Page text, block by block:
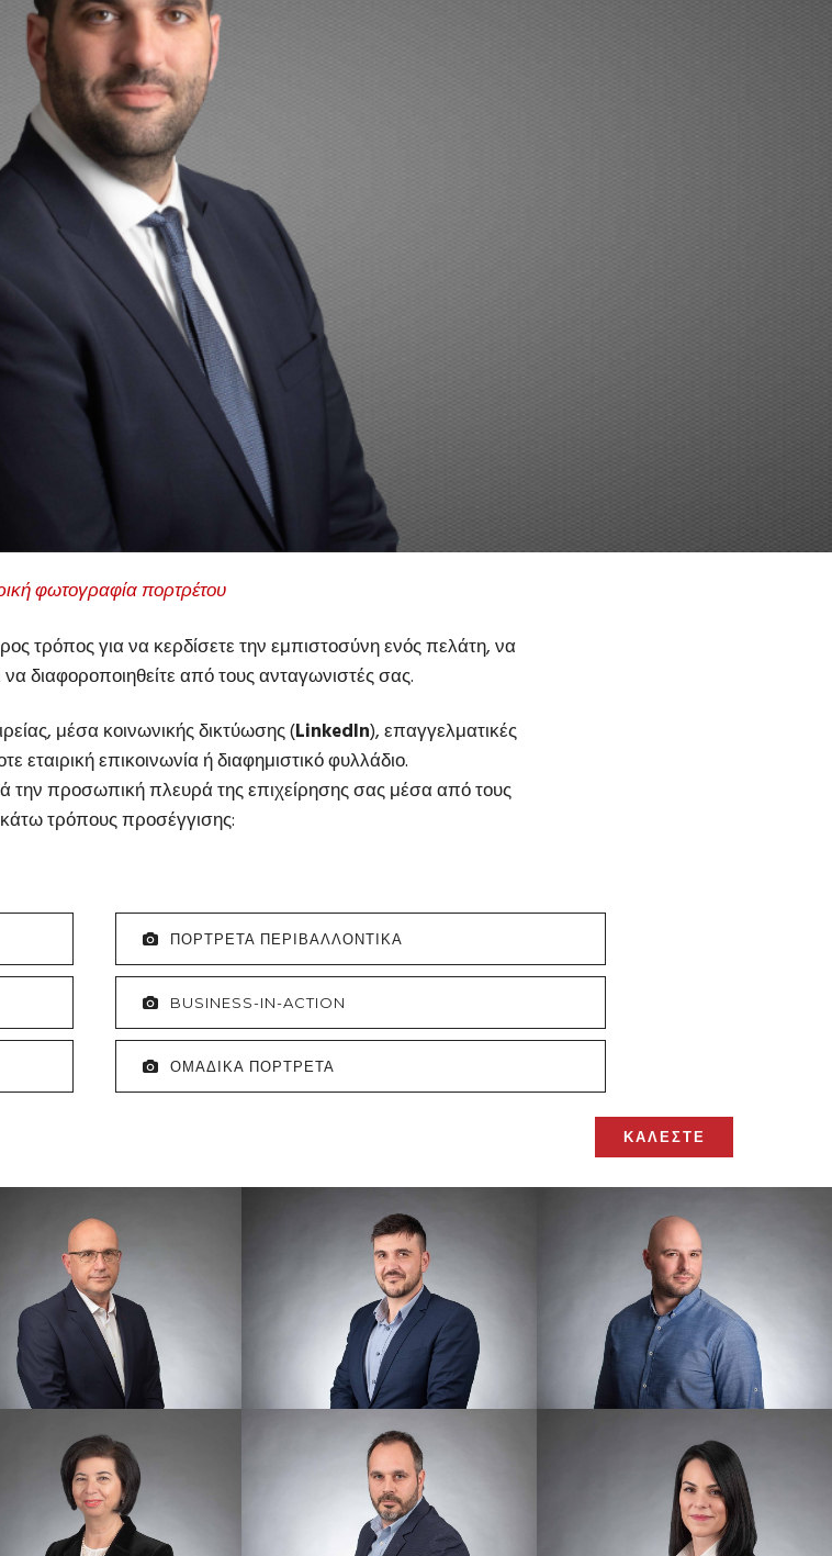
φωτογραφία πορτρέτου
τρόπος για να κερδίσετε την εμπιστοσύνη ενός πελάτη, να
διαφοροποιηθείτε από τους ανταγωνιστές σας.
μέσα κοινωνικής δικτύωσης (LinkedIn), επαγγελματικές
εταιρική επικοινωνία ή διαφημιστικό φυλλάδιο.
την προσωπική πλευρά της επιχείρησης σας μέσα από τους
τρόπους προσέγγισης:
ΠΟΡΤΡΕΤΑ ΠΕΡΙΒΑΛΛΟΝΤΙΚΑ
BUSINESS-IN-ACTION
ΟΜΑΔΙΚΑ ΠΟΡΤΡΕΤΑ
ΚΑΛΕΣΤΕ